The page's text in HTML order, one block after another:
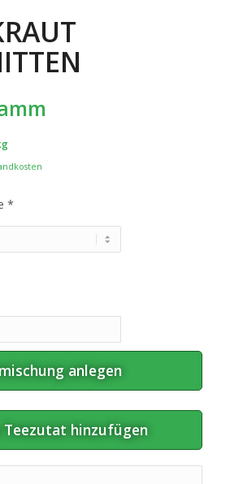
*
anlegen
hinzufügen